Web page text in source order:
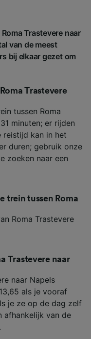
Trastevere naar
van de meest
bij elkaar gezet om
Trastevere
tussen Roma
minuten; er rijden
reistijd kan in het
duren; gebruik onze
zoeken naar een
trein tussen Roma
Roma Trastevere
Trastevere naar
naar Napels
als je vooraf
je ze op de dag zelf
afhankelijk van de